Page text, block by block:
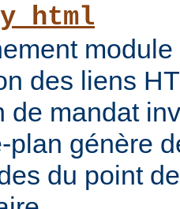
des liens
de mandat
plan génère
du point